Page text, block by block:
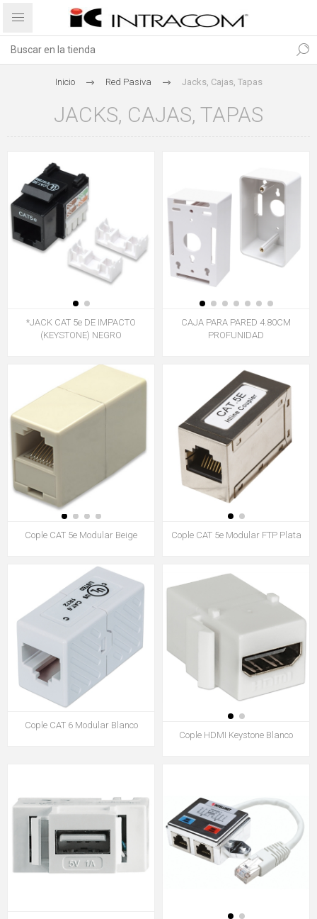
Inicio Red Pasiva Jacks, Cajas, Tapas
JACKS, CAJAS, TAPAS
*JACK CAT 5e DE IMPACTO
(KEYSTONE) NEGRO
CAJA PARA PARED 4.80CM
PROFUNIDAD
Cople CAT 5e Modular Beige Cople CAT 5e Modular FTP Plata
Cople CAT 6 Modular Blanco
Cople HDMI Keystone Blanco